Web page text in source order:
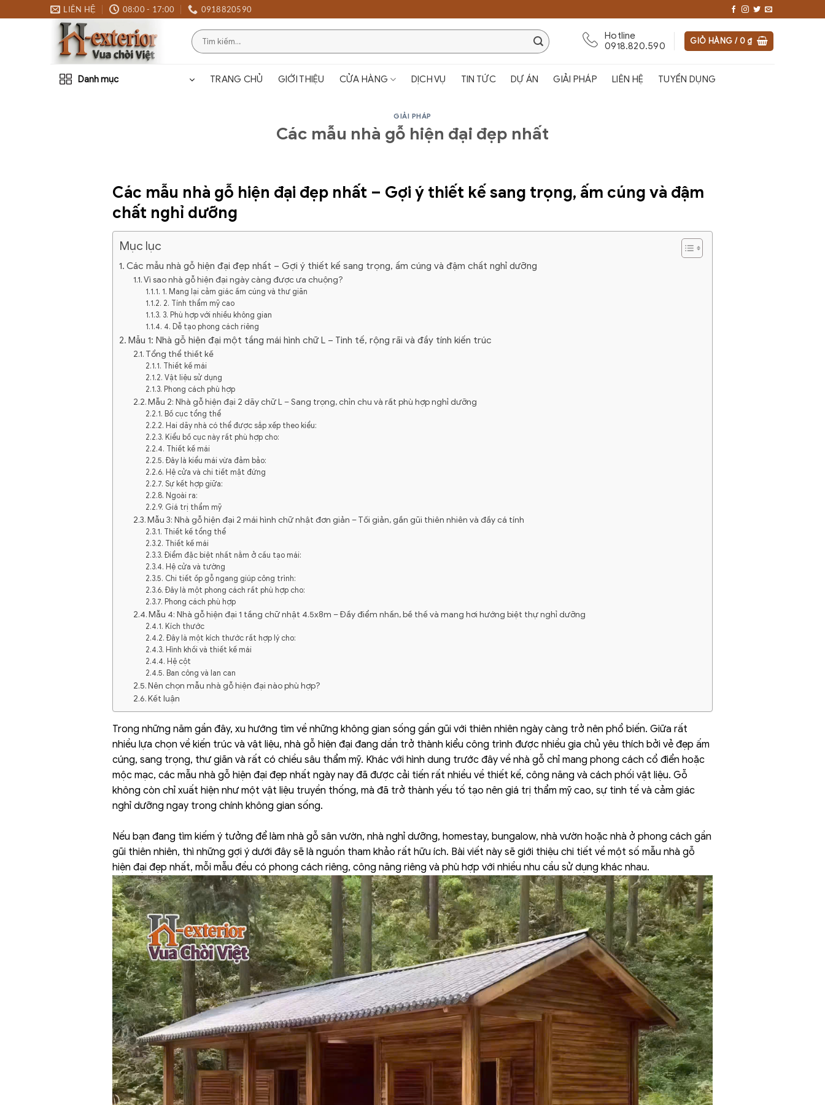
qua
LIÊN HỆ 08:00 - 17:00 0918820590
Tìm
kiếm:
Hotline
0918.820.590
GIỎ HÀNG / 0 ₫
Danh mục TRANG CHỦ GIỚI THIỆU CỬA HÀNG DỊCH VỤ TIN TỨC DỰ ÁN GIẢI PHÁP LIÊN HỆ TUYỂN DỤNG
GIẢI PHÁP
Các mẫu nhà gỗ hiện đại đẹp nhất
Các mẫu nhà gỗ hiện đại đẹp nhất – Gợi ý thiết kế sang trọng, ấm cúng và đậm
chất nghỉ dưỡng
Mục lục
Các mẫu nhà gỗ hiện đại đẹp nhất – Gợi ý thiết kế sang trọng, ấm cúng và đậm chất nghỉ dưỡng
Vì sao nhà gỗ hiện đại ngày càng được ưa chuộng?
1. Mang lại cảm giác ấm cúng và thư giãn
2. Tính thẩm mỹ cao
3. Phù hợp với nhiều không gian
4. Dễ tạo phong cách riêng
Mẫu 1: Nhà gỗ hiện đại một tầng mái hình chữ L – Tinh tế, rộng rãi và đầy tính kiến trúc
Tổng thể thiết kế
Thiết kế mái
Vật liệu sử dụng
Phong cách phù hợp
Mẫu 2: Nhà gỗ hiện đại 2 dãy chữ L – Sang trọng, chỉn chu và rất phù hợp nghỉ dưỡng
Bố cục tổng thể
Hai dãy nhà có thể được sắp xếp theo kiểu:
Kiểu bố cục này rất phù hợp cho:
Thiết kế mái
Đây là kiểu mái vừa đảm bảo:
Hệ cửa và chi tiết mặt đứng
Sự kết hợp giữa:
Ngoài ra:
Giá trị thẩm mỹ
Mẫu 3: Nhà gỗ hiện đại 2 mái hình chữ nhật đơn giản – Tối giản, gần gũi thiên nhiên và đầy cá tính
Thiết kế tổng thể
Thiết kế mái
Điểm đặc biệt nhất nằm ở cấu tạo mái:
Hệ cửa và tường
Chi tiết ốp gỗ ngang giúp công trình:
Đây là một phong cách rất phù hợp cho:
Phong cách phù hợp
Mẫu 4: Nhà gỗ hiện đại 1 tầng chữ nhật 4.5x8m – Đầy điểm nhấn, bề thế và mang hơi hướng biệt thự nghỉ dưỡng
Kích thước
Đây là một kích thước rất hợp lý cho:
Hình khối và thiết kế mái
Hệ cột
Ban công và lan can
Nên chọn mẫu nhà gỗ hiện đại nào phù hợp?
Kết luận
Trong những năm gần đây, xu hướng tìm về những không gian sống gần gũi với thiên nhiên ngày càng trở nên phổ biến. Giữa rất
nhiều lựa chọn về kiến trúc và vật liệu, nhà gỗ hiện đại đang dần trở thành kiểu công trình được nhiều gia chủ yêu thích bởi vẻ đẹp ấm
cúng, sang trọng, thư giãn và rất có chiều sâu thẩm mỹ. Khác với hình dung trước đây về nhà gỗ chỉ mang phong cách cổ điển hoặc
mộc mạc, các mẫu nhà gỗ hiện đại đẹp nhất ngày nay đã được cải tiến rất nhiều về thiết kế, công năng và cách phối vật liệu. Gỗ
không còn chỉ xuất hiện như một vật liệu truyền thống, mà đã trở thành yếu tố tạo nên giá trị thẩm mỹ cao, sự tinh tế và cảm giác
nghỉ dưỡng ngay trong chính không gian sống.
Nếu bạn đang tìm kiếm ý tưởng để làm nhà gỗ sân vườn, nhà nghỉ dưỡng, homestay, bungalow, nhà vườn hoặc nhà ở phong cách gần
gũi thiên nhiên, thì những gợi ý dưới đây sẽ là nguồn tham khảo rất hữu ích. Bài viết này sẽ giới thiệu chi tiết về một số mẫu nhà gỗ
hiện đại đẹp nhất, mỗi mẫu đều có phong cách riêng, công năng riêng và phù hợp với nhiều nhu cầu sử dụng khác nhau.